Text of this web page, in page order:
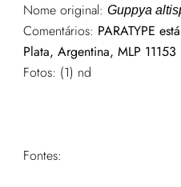
Nome original: Guppya
Comentários: PARATYPE
Plata, Argentina, MLP 11153
Fotos: (1) nd
Fontes: